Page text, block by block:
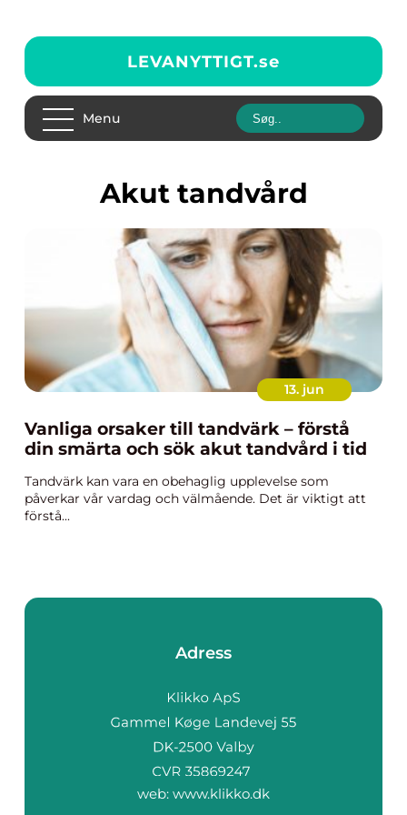
LEVANYTTIGT.se
Menu
akut tandvård
13. jun
Vanliga orsaker till tandvärk – förstå
din smärta och sök akut tandvård i tid
Tandvärk kan vara en obehaglig upplevelse som
påverkar vår vardag och välmående. Det är viktigt att
förstå...
Adress
web: www.klikko.dk